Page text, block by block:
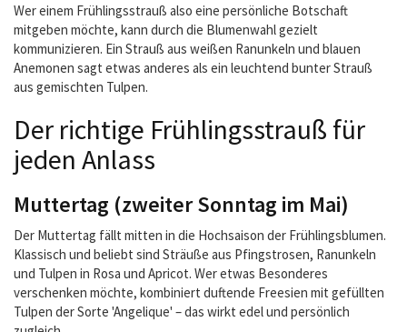
Wer einem Frühlingsstrauß also eine persönliche Botschaft
mitgeben möchte, kann durch die Blumenwahl gezielt
kommunizieren. Ein Strauß aus weißen Ranunkeln und blauen
Anemonen sagt etwas anderes als ein leuchtend bunter Strauß
aus gemischten Tulpen.
Der richtige Frühlingsstrauß für
jeden Anlass
Muttertag (zweiter Sonntag im Mai)
Der Muttertag fällt mitten in die Hochsaison der Frühlingsblumen.
Klassisch und beliebt sind Sträuße aus Pfingstrosen, Ranunkeln
und Tulpen in Rosa und Apricot. Wer etwas Besonderes
verschenken möchte, kombiniert duftende Freesien mit gefüllten
Tulpen der Sorte 'Angelique' – das wirkt edel und persönlich